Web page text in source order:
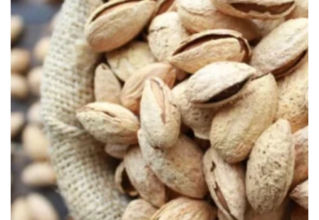
Amintește-ți de mine
Ai uitat parola?